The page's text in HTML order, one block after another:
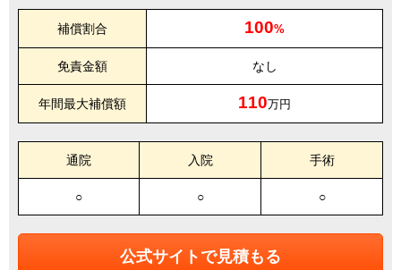
補償割合 100%
免責金額 なし
年間最大補償額 110万円
通院 入院 手術
○ ○ ○
公式サイトで見積もる